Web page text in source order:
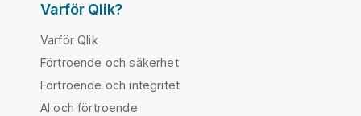
Varför Qlik?
Varför Qlik
Förtroende och säkerhet
Förtroende och integritet
AI och förtroende